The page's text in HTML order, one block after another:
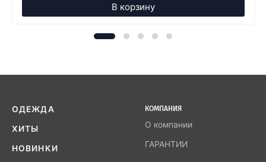
В корзину
ОДЕЖДА
ХИТЫ
НОВИНКИ
КОМПАНИЯ
О компании
ГАРАНТИИ